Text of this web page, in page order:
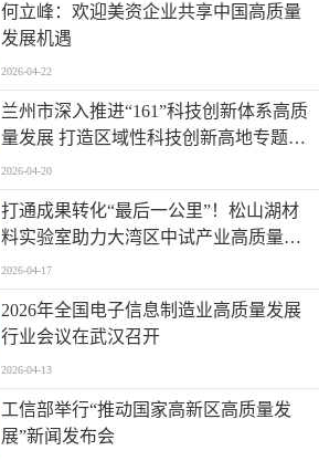
何立峰：欢迎美资企业共享中国高质量
发展机遇
2026-04-22
兰州市深入推进“161”科技创新体系高质
量发展 打造区域性科技创新高地专题新
闻发布会实录（文+图）
2026-04-20
打通成果转化“最后一公里”！松山湖材
料实验室助力大湾区中试产业高质量发
展
2026-04-17
2026年全国电子信息制造业高质量发展
行业会议在武汉召开
2026-04-13
工信部举行“推动国家高新区高质量发
展”新闻发布会